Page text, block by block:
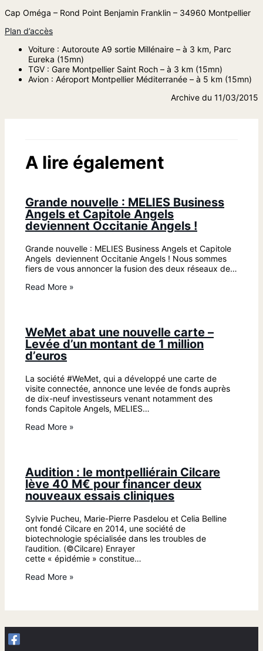
Cap Oméga – Rond Point Benjamin Franklin – 34960 Montpellier
Plan d’accès
Voiture : Autoroute A9 sortie Millénaire – à 3 km, Parc
Eureka (15mn)
TGV : Gare Montpellier Saint Roch – à 3 km (15mn)
Avion : Aéroport Montpellier Méditerranée – à 5 km (15mn)
Archive du 11/03/2015
A lire également
Grande nouvelle : MELIES Business
Angels et Capitole Angels
deviennent Occitanie Angels !
Grande nouvelle : MELIES Business Angels et Capitole
Angels deviennent Occitanie Angels ! Nous sommes
fiers de vous annoncer la fusion des deux réseaux de…
Read More »
WeMet abat une nouvelle carte –
Levée d’un montant de 1 million
d’euros
La société #WeMet, qui a développé une carte de
visite connectée, annonce une levée de fonds auprès
de dix-neuf investisseurs venant notamment des
fonds Capitole Angels, MELIES…
Read More »
Audition : le montpelliérain Cilcare
lève 40 M€ pour financer deux
nouveaux essais cliniques
Sylvie Pucheu, Marie-Pierre Pasdelou et Celia Belline
ont fondé Cilcare en 2014, une société de
biotechnologie spécialisée dans les troubles de
l’audition. (©Cilcare) Enrayer
cette « épidémie » constitue…
Read More »